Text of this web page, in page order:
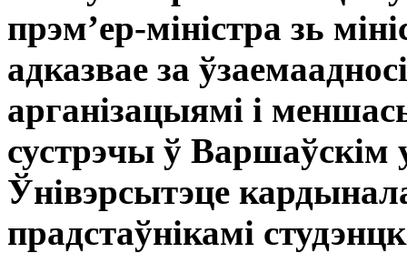
прэм’ер-міністра зь
адказвае за
арганізацыямі і
сустрэчы ў Варшаўскім
Ўнівэрсытэце
прадстаўнікамі